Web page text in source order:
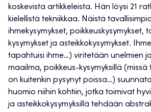
koskevista artikkeleista. Hän löysi 21
kielellistä tekniikkaa. Näistä
ihmekysymykset, poikkeuskysymykset,
kysymykset ja asteikkokysymykset.
tapahtuisi ihme…) viritetään unelmien
maailma, poikkeus-kysymyksillä
on kuitenkin pysynyt poissa…)
huomio niihin kohtiin, jotka toimivat
ja asteikkokysymyksillä tehdään